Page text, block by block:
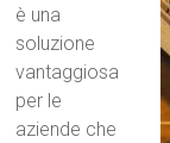
è una
soluzione
vantaggiosa
per le
aziende che